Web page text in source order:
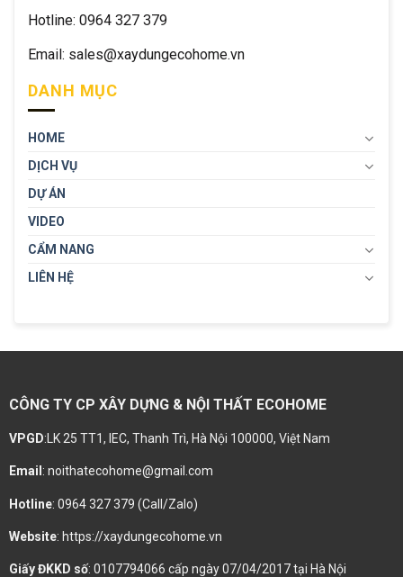
Hotline: 0964 327 379
Email: sales@xaydungecohome.vn
DANH MỤC
HOME
DỊCH VỤ
DỰ ÁN
VIDEO
CẨM NANG
LIÊN HỆ
CÔNG TY CP XÂY DỰNG & NỘI THẤT ECOHOME
VPGD:LK 25 TT1, IEC, Thanh Trì, Hà Nội 100000, Việt Nam
Email : noithatecohome@gmail.com
Hotline: 0964 327 379 (Call/Zalo)
Website: https://xaydungecohome.vn
Giấy ĐKKD số: 0107794066 cấp ngày 07/04/2017 tại Hà Nội